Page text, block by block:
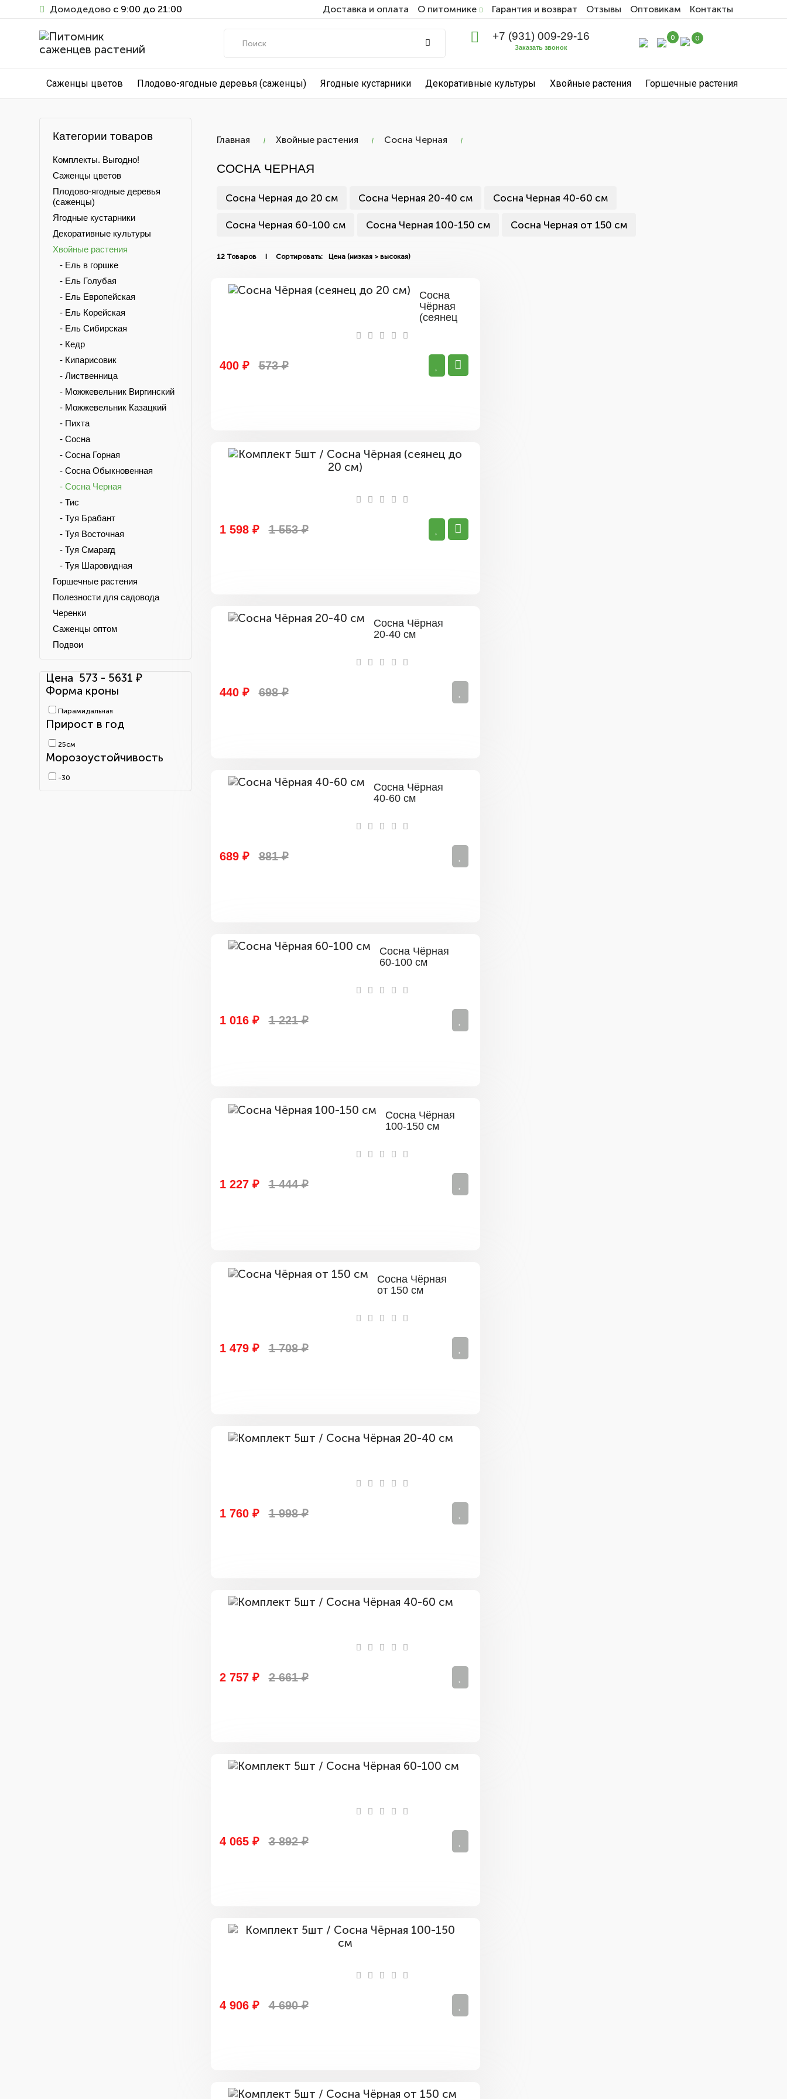
Домодедово с 9:00 до 21:00 Доставка и оплата О питомнике Гарантия и возврат Отзывы Оптовикам Контакты
+7 (931) 009-29-16
Заказать звонок
0 0
Саженцы цветов Плодово-ягодные деревья (саженцы) Ягодные кустарники Декоративные культуры Хвойные растения Горшечные растения
Категории товаров
Комплекты. Выгодно!
Саженцы цветов
Плодово-ягодные деревья
(саженцы)
Ягодные кустарники
Декоративные культуры
Хвойные растения
- Ель в горшке
- Ель Голубая
- Ель Европейская
- Ель Корейская
- Ель Сибирская
- Кедр
- Кипарисовик
- Лиственница
- Можжевельник Виргинский
- Можжевельник Казацкий
- Пихта
- Сосна
- Сосна Горная
- Сосна Обыкновенная
- Сосна Черная
- Тис
- Туя Брабант
- Туя Восточная
- Туя Смарагд
- Туя Шаровидная
Горшечные растения
Полезности для садовода
Черенки
Саженцы оптом
Подвои
Цена 573 - 5631 ₽
Форма кроны
Пирамидальная
Прирост в год
25см
Морозоустойчивость
-30
Главная Хвойные растения Сосна Черная
СОСНА ЧЕРНАЯ
Сосна Черная до 20 см Сосна Черная 20-40 см Сосна Черная 40-60 см
Сосна Черная 60-100 см Сосна Черная 100-150 см Сосна Черная от 150 см
12 Товаров I Сортировать:
Сосна
Чёрная
(сеянец
400 ₽ 573 ₽
1 598 ₽ 1 553 ₽
Сосна Чёрная
20-40 см
440 ₽ 698 ₽
Сосна Чёрная
40-60 см
689 ₽ 881 ₽
Сосна Чёрная
60-100 см
1 016 ₽ 1 221 ₽
Сосна Чёрная
100-150 см
1 227 ₽ 1 444 ₽
Сосна Чёрная
от 150 см
1 479 ₽ 1 708 ₽
см
1 760 ₽ 1 998 ₽
см
2 757 ₽ 2 661 ₽
см
4 065 ₽ 3 892 ₽
4 906 ₽ 4 690 ₽